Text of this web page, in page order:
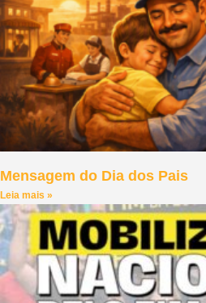
Mensagem do Dia dos Pais
Leia mais »